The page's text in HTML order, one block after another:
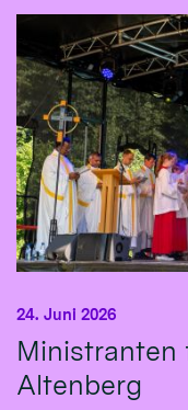
Ministranten
Altenberg
24. Juni 2026